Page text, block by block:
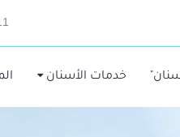
خدمات الأسنان